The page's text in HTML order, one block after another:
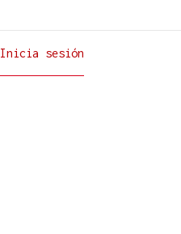
Inicia sesión